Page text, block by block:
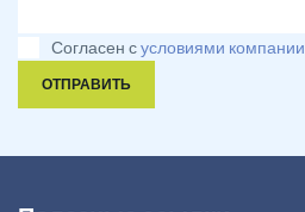
Согласен сусловиями компании
ОТПРАВИТЬ